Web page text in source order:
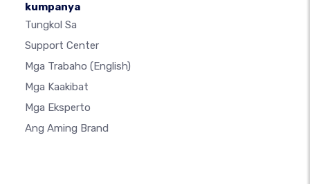
kumpanya
Tungkol Sa
Support Center
Mga Trabaho (English)
Mga Kaakibat
Mga Eksperto
Ang Aming Brand